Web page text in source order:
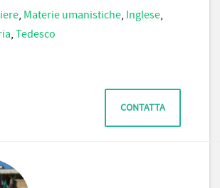
, Materie umanistiche, Inglese,
, Tedesco
CONTATTA